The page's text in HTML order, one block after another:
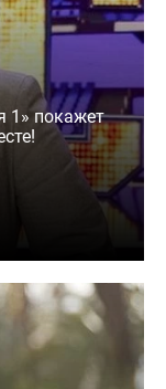
1» покажет